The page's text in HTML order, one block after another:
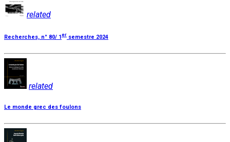
related
Recherches, n° 80/ 1er semestre 2024
related
Le monde grec des foulons